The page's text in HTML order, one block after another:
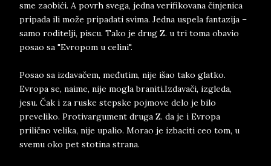
sme zaobići. A povrh svega, jedna verifikovana činjenica
pripada ili može pripadati svima. Jedna uspela fantazija –
samo roditelji, piscu. Tako je drug Z. u tri toma obavio
posao sa "Evropom u celini".
Posao sa izdavačem, međutim, nije išao tako glatko.
Evropa se, naime, nije mogla braniti.Izdavači, izgleda,
jesu. Čak i za ruske stepske pojmove delo je bilo
preveliko. Protivargument druga Z. da je i Evropa
prilično velika, nije upalio. Morao je izbaciti ceo tom, u
svemu oko pet stotina strana.